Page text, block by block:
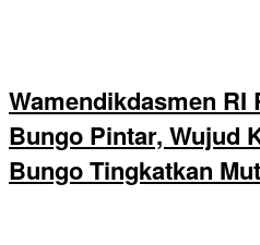
Wamendikdasmen
Bungo Pintar, Wujud
Bungo Tingkatkan